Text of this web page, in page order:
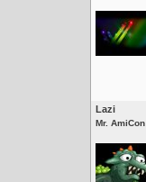
Lazi
Mr. AmiCon